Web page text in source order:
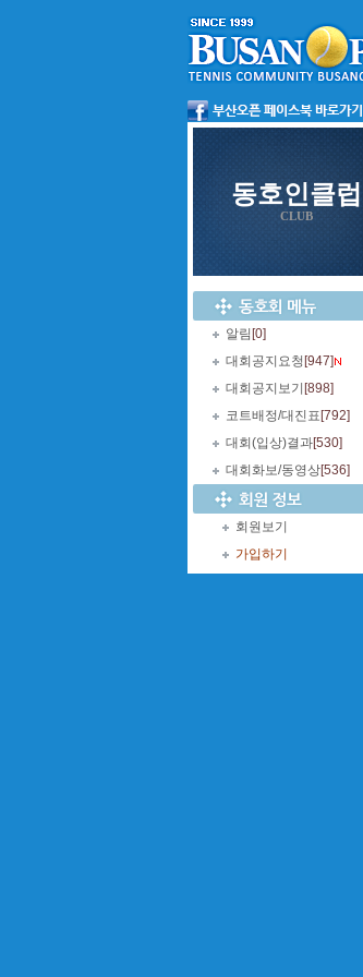
동호인클럽
CLUB
알림 [0]
대회공지요청 [947]
대회공지보기 [898]
코트배정/대진표 [792]
대회(입상)결과[530]
대회화보/동영상[536]
회원보기
가입하기